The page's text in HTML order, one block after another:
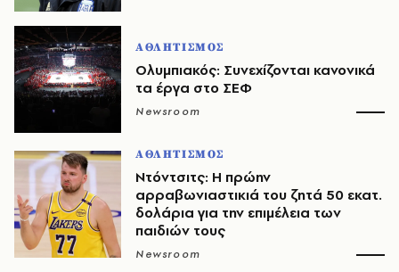
ΑΘΛΗΤΙΣΜΟΣ
Ολυμπιακός: Συνεχίζονται κανονικά
τα έργα στο ΣΕΦ
Newsroom
ΑΘΛΗΤΙΣΜΟΣ
Ντόντσιτς: Η πρώην
αρραβωνιαστικιά του ζητά 50 εκατ.
δολάρια για την επιμέλεια των
παιδιών τους
Newsroom